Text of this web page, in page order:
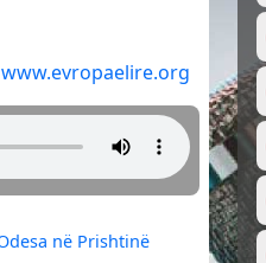
www.evropaelire.org
në Prishtinë